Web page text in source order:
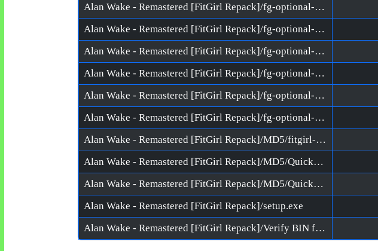
Alan Wake - Remastered [FitGirl Repack]/fg-optional-french.bin
Alan Wake - Remastered [FitGirl Repack]/fg-optional-german.bin
Alan Wake - Remastered [FitGirl Repack]/fg-optional-italian.bin
Alan Wake - Remastered [FitGirl Repack]/fg-optional-japanese.bin
Alan Wake - Remastered [FitGirl Repack]/fg-optional-mexican.bin
Alan Wake - Remastered [FitGirl Repack]/fg-optional-spanish.bin
Alan Wake - Remastered [FitGirl Repack]/MD5/fitgirl-bins.md5
Alan Wake - Remastered [FitGirl Repack]/MD5/QuickSFV.EXE
Alan Wake - Remastered [FitGirl Repack]/MD5/QuickSFV.ini
Alan Wake - Remastered [FitGirl Repack]/setup.exe
Alan Wake - Remastered [FitGirl Repack]/Verify BIN files before installation.bat